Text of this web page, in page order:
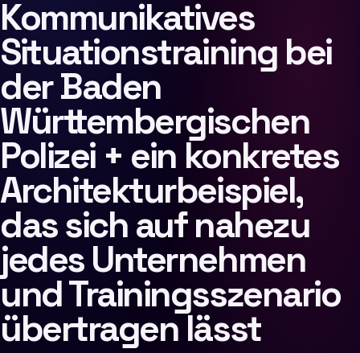
Kommunikatives
Situationstraining bei
der Baden
Württembergischen
Polizei + ein konkretes
Architekturbeispiel,
das sich auf nahezu
jedes Unternehmen
und Trainingsszenario
übertragen lässt